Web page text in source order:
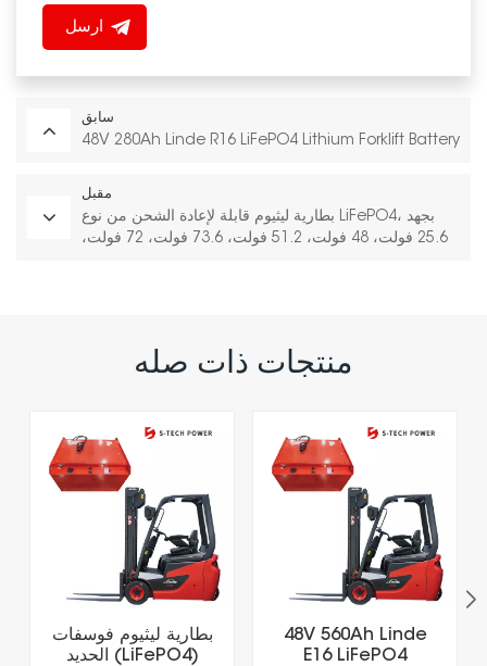
ارسل
سابق
48V 280Ah Linde R16 LiFePO4 Lithium Forklift Battery
مقبل
بطارية ليثيوم قابلة لإعادة الشحن من نوع LiFePO4، بجهد
25.6 فولت، 48 فولت، 51.2 فولت، 73.6 فولت، 72 فولت،
منتجات ذات صله
بطارية ليثيوم فوسفات
الحديد (LiFePO4)
48V 560Ah Linde
E16 LiFePO4